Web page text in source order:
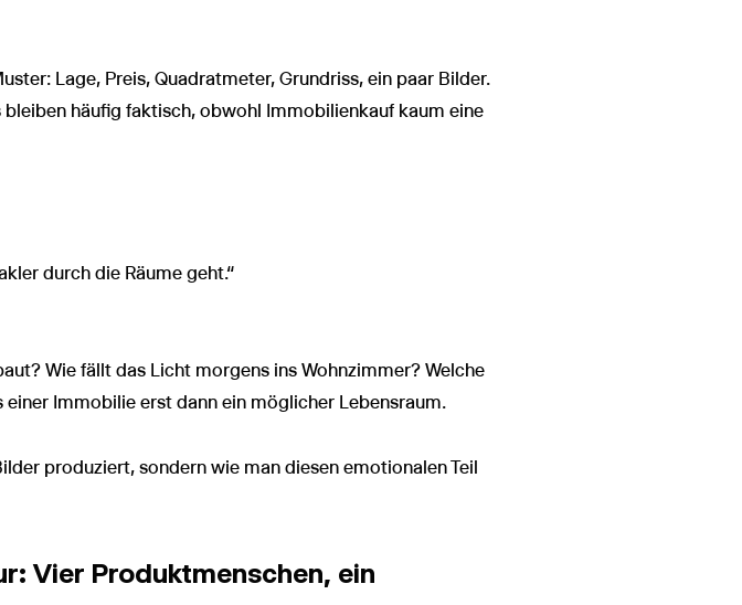
Lage, Preis, Quadratmeter, Grundriss, ein paar Bilder.
häufig faktisch, obwohl Immobilienkauf kaum eine
durch die Räume geht.“
Wie fällt das Licht morgens ins Wohnzimmer? Welche
Immobilie erst dann ein möglicher Lebensraum.
produziert, sondern wie man diesen emotionalen Teil
Vier Produktmenschen, ein